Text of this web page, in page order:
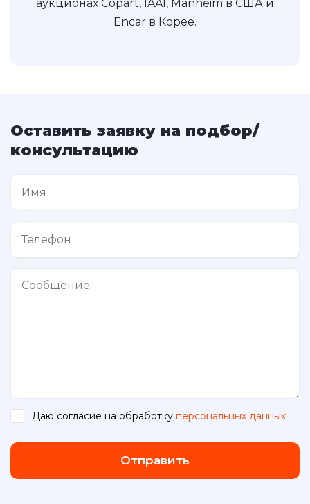
аукционах Copart, IAAI, Manheim в США и
Encar в Корее.
Оставить заявку на подбор/
консультацию
Даю согласие на обработку персональных данных
Отправить